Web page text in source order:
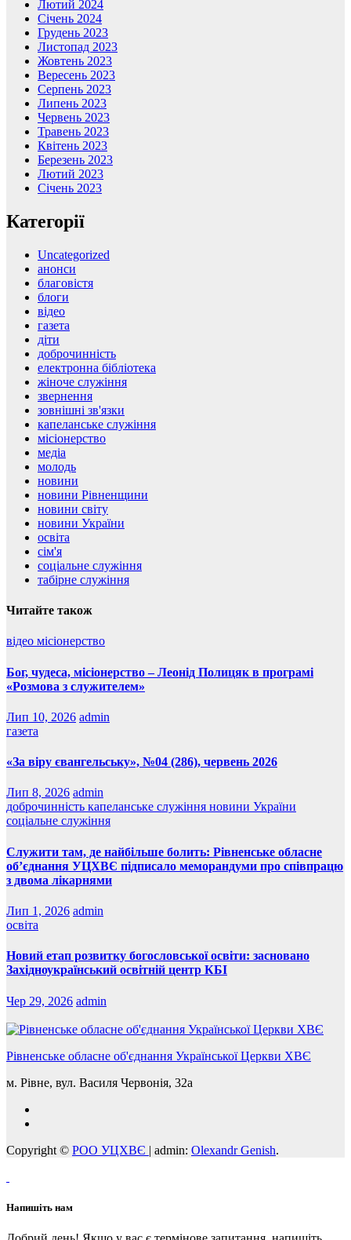
Лютий 2024
Січень 2024
Грудень 2023
Листопад 2023
Жовтень 2023
Вересень 2023
Серпень 2023
Липень 2023
Червень 2023
Травень 2023
Квітень 2023
Березень 2023
Лютий 2023
Січень 2023
Категорії
Uncategorized
анонси
благовістя
блоги
відео
газета
діти
доброчинність
електронна бібліотека
жіноче служіння
звернення
зовнішні зв'язки
капеланське служіння
місіонерство
медіа
молодь
новини
новини Рівненщини
новини світу
новини України
освіта
сім'я
соціальне служіння
табірне служіння
Читайте також
відео місіонерство
Бог, чудеса, місіонерство – Леонід Полицяк в програмі
«Розмова з служителем»
Лип 10, 2026 admin
газета
«За віру євангельську», №04 (286), червень 2026
Лип 8, 2026 admin
доброчинність капеланське служіння новини України
соціальне служіння
Служити там, де найбільше болить: Рівненське обласне
об’єднання УЦХВЄ підписало меморандуми про співпрацю
з двома лікарнями
Лип 1, 2026 admin
освіта
Новий етап розвитку богословської освіти: засновано
Західноукраїнський освітній центр КБІ
Чер 29, 2026 admin
Рівненське обласне об'єднання Української Церкви ХВЄ
м. Рівне, вул. Василя Червонія, 32а
Copyright © РОО УЦХВЄ | admin: Olexandr Genish.
Напишіть нам